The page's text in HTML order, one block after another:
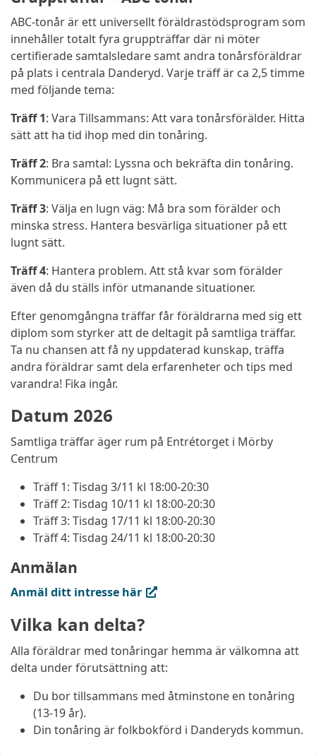
ABC-tonår är ett universellt föräldrastödsprogram som
innehåller totalt fyra gruppträffar där ni möter
certifierade samtalsledare samt andra tonårsföräldrar
på plats i centrala Danderyd. Varje träff är ca 2,5 timme
med följande tema:
Träff 1: Vara Tillsammans: Att vara tonårsförälder. Hitta
sätt att ha tid ihop med din tonåring.
Träff 2: Bra samtal: Lyssna och bekräfta din tonåring.
Kommunicera på ett lugnt sätt.
Träff 3: Välja en lugn väg: Må bra som förälder och
minska stress. Hantera besvärliga situationer på ett
lugnt sätt.
Träff 4: Hantera problem. Att stå kvar som förälder
även då du ställs inför utmanande situationer.
Efter genomgångna träffar får föräldrarna med sig ett
diplom som styrker att de deltagit på samtliga träffar.
Ta nu chansen att få ny uppdaterad kunskap, träffa
andra föräldrar samt dela erfarenheter och tips med
varandra! Fika ingår.
Datum 2026
Samtliga träffar äger rum på Entrétorget i Mörby
Centrum
Träff 1: Tisdag 3/11 kl 18:00-20:30
Träff 2: Tisdag 10/11 kl 18:00-20:30
Träff 3: Tisdag 17/11 kl 18:00-20:30
Träff 4: Tisdag 24/11 kl 18:00-20:30
Anmälan
Anmäl ditt intresse här
(extern länk, öppnas i ny flik)
Vilka kan delta?
Alla föräldrar med tonåringar hemma är välkomna att
delta under förutsättning att:
Du bor tillsammans med åtminstone en tonåring
(13-19 år).
Din tonåring är folkbokförd i Danderyds kommun.